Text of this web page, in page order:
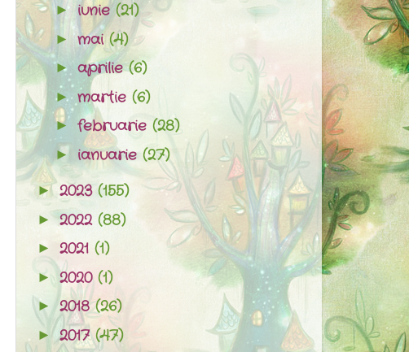
► iunie(21)
►mai (4)
► aprilie(6)
► martie (6)
► februarie (28)
► ianuarie(27)
► 2023 (155)
►2022 (88)
► 2021 (1)
► 2020 (1)
►2018(26)
►2017(47)